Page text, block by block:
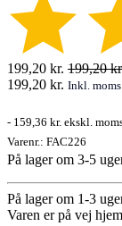
199,20 kr. 199,20
199,20 kr. Inkl. moms
- 159,36 kr. ekskl.
Varenr.: FAC226
På lager om 3-5
På lager om 1-3
Varen er på vej